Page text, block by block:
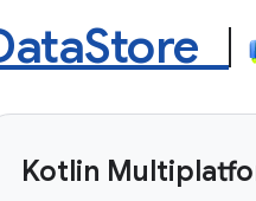
Store
Kotlin